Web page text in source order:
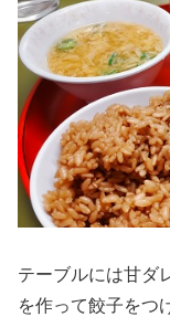
テーブルには甘ダ
を作って餃子をつ